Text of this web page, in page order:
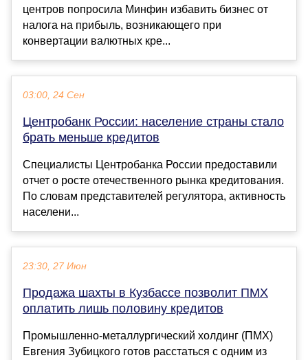
центров попросила Минфин избавить бизнес от
налога на прибыль, возникающего при
конвертации валютных кре...
03:00, 24 Сен
Центробанк России: население страны стало
брать меньше кредитов
Специалисты Центробанка России предоставили
отчет о росте отечественного рынка кредитования.
По словам представителей регулятора, активность
населени...
23:30, 27 Июн
Продажа шахты в Кузбассе позволит ПМХ
оплатить лишь половину кредитов
Промышленно-металлургический холдинг (ПМХ)
Евгения Зубицкого готов расстаться с одним из